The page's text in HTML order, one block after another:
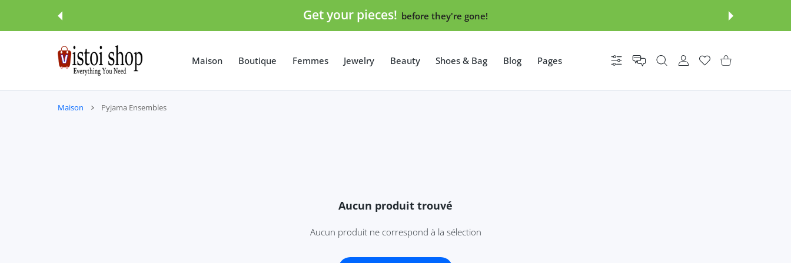
Get your pieces! before they're gone!
Maison Boutique Femmes Jewelry Beauty Shoes & Bag Blog Pages Réglages COMPTE D'UTILISATEUR
Liste de souhaits
Panier
Maison Pyjama Ensembles
Aucun produit trouvé
Aucun produit ne correspond à la sélection